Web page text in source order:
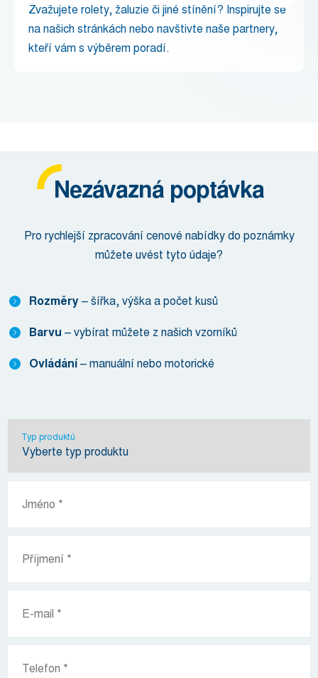
Zvažujete rolety, žaluzie či jiné stínění? Inspirujte se
na našich stránkách nebo navštivte naše partnery,
kteří vám s výběrem poradí.
Nezávazná poptávka
Pro rychlejší zpracování cenové nabídky do poznámky
můžete uvést tyto údaje?
Rozměry – šířka, výška a počet kusů
Barvu – vybírat můžete z našich vzorníků
Ovládání– manuální nebo motorické
Typ produktů